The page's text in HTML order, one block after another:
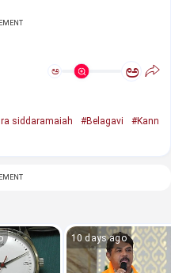
ಅ ಅ
siddaramaiah #Belagavi
#Kann
10 days ago